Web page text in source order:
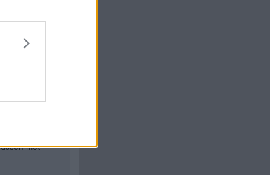
tappade och
för övrigt en
Citera
mot